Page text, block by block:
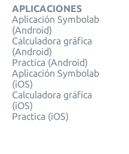
APLICACIONES
Aplicación Symbolab
(Android)
Calculadora gráfica
(Android)
Practica (Android)
Aplicación Symbolab
(iOS)
Calculadora gráfica
(iOS)
Practica (iOS)